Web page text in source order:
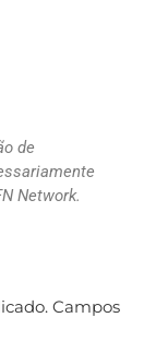
de
Network.
Campos